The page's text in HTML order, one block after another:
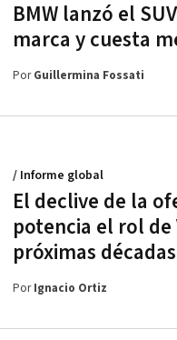
BMW lanzó el
marca y cuesta
PorGuillermina Fossati
El declive de la
potencia el rol de
próximas décadas
/ Informe global
PorIgnacio Ortiz